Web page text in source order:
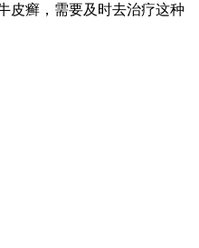
皮癣，需要及时去治疗这种